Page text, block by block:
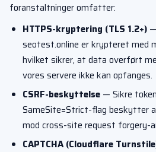
foranstaltninger omfatter:
HTTPS-kryptering (TLS 1.2+)
seotest.online er krypteret med
hvilket sikrer, at data overført
vores servere ikke kan opfanges.
CSRF-beskyttelse — Sikre
SameSite=Strict-flag beskytter
mod cross-site request forgery-
CAPTCHA (Cloudflare